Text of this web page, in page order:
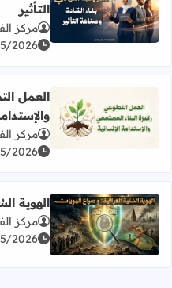
اقرأ المزيد عن التدريب
التأثير
مركز
2026
اقرأ المزيد عن العمل
العمل
مركز
2026
اقرأ المزيد عن الهوية
الهوية
مركز
2026